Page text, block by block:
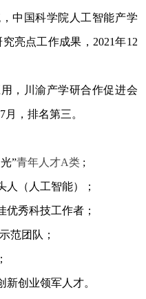
中国科学院人工智能产学
亮点工作成果，2021年12
，川渝产学研合作促进会
月，排名第三。
”青年人才A类 ;
人（人工智能）；
优秀科技工作者；
范团队；
新创业领军人才。